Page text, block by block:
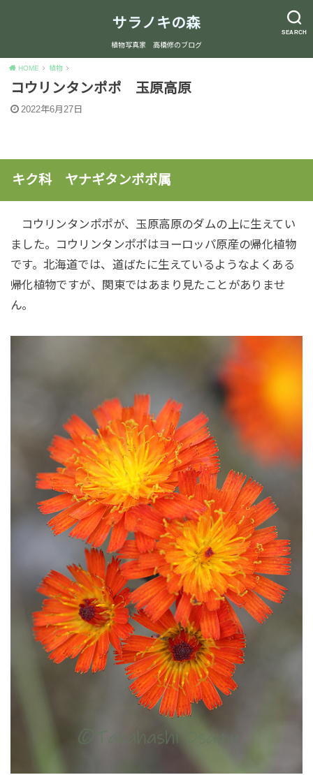
SEARCH
サラノキの森
植物写真家 高橋修のブログ
HOME 植物
コウリンタンポポ 玉原高原
2022年6月27日
キク科 ヤナギタンポポ属
コウリンタンポポが、玉原高原のダムの上に生えてい
ました。コウリンタンポポはヨーロッパ原産の帰化植物
です。北海道では、道ばたに生えているようなよくある
帰化植物ですが、関東ではあまり見たことがありませ
ん。